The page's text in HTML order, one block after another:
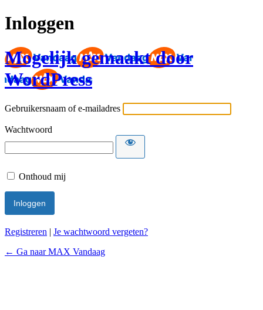
Inloggen
Mogelijk gemaakt door
WordPress
Gebruikersnaam of e-mailadres
Wachtwoord
Onthoud mij
Registreren | Je wachtwoord vergeten?
← Ga naar MAX Vandaag